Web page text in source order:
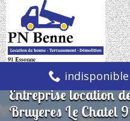
indisponible
Entreprise location
Bruyeres Le Chatel